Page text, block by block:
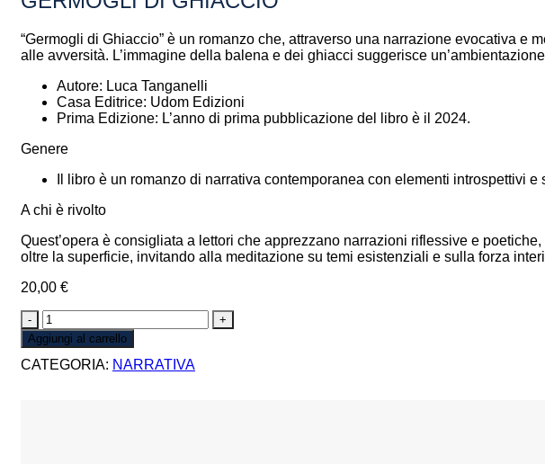
“Germogli di Ghiaccio” è un romanzo che, attraverso una narrazione evocativa
alle avversità. L’immagine della balena e dei ghiacci suggerisce
Autore: Luca Tanganelli
Casa Editrice: Udom Edizioni
Prima Edizione: L’anno di prima pubblicazione del libro è il 2024.
Genere
Il libro è un romanzo di narrativa contemporanea con elementi introspettivi e
A chi è rivolto
Quest’opera è consigliata a lettori che apprezzano narrazioni riflessive e
oltre la superficie, invitando alla meditazione su temi esistenziali e sulla forza
20,00 €
GERMOGLI
DI
GHIACCIO
quantità
Aggiungi al carrello
CATEGORIA: NARRATIVA